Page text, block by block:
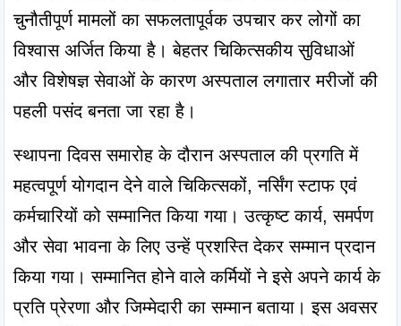
चुनौतीपूर्ण मामलों का सफलतापूर्वक उपचार कर लोगों का
विश्वास अर्जित किया है। बेहतर चिकित्सकीय सुविधाओं
और विशेषज्ञ सेवाओं के कारण अस्पताल लगातार मरीजों की
पहली पसंद बनता जा रहा है।
स्थापना दिवस समारोह के दौरान अस्पताल की प्रगति में
महत्वपूर्ण योगदान देने वाले चिकित्सकों, नर्सिंग स्टाफ एवं
कर्मचारियों को सम्मानित किया गया। उत्कृष्ट कार्य, समर्पण
और सेवा भावना के लिए उन्हें प्रशस्ति देकर सम्मान प्रदान
किया गया। सम्मानित होने वाले कर्मियों ने इसे अपने कार्य के
प्रति प्रेरणा और जिम्मेदारी का सम्मान बताया। इस अवसर